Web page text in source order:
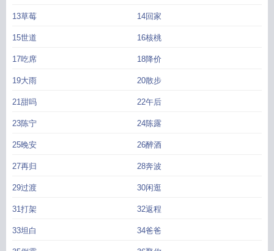
13草莓 14回家
15世道 16核桃
17吃席 18降价
19大雨 20散步
21甜吗 22午后
23陈宁 24陈露
25晚安 26醉酒
27再归 28奔波
29过渡 30闲逛
31打架 32返程
33坦白 34爸爸